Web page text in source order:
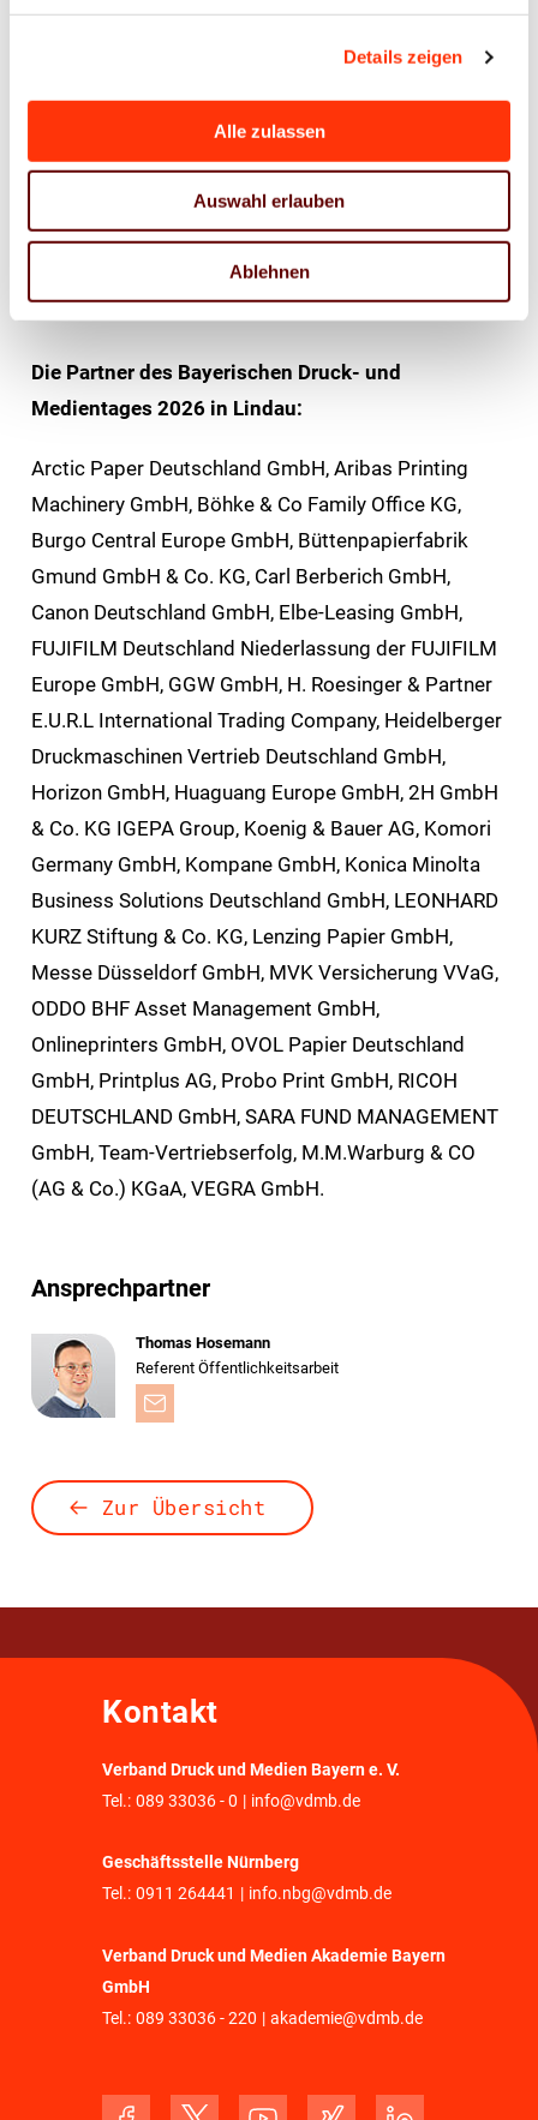
Details zeigen
Alle zulassen
Auswahl erlauben
Ablehnen
Der Bayerische Druck- und Medientag lebt seit vielen
Jahren von diesem offenen Austausch.
Wettbewerber begegnen sich als Kolleginnen und
Kollegen, Erfahrungen werden geteilt, Ideen
weiterentwickelt und neue Kooperationen
angestoßen. Diese gelebte Gemeinschaft zeichnet
die bayerische Druck- und Medienbranche aus und
Die Partner des Bayerischen Druck- und
Medientages 2026 in Lindau:
Arctic Paper Deutschland GmbH, Aribas Printing
Machinery GmbH, Böhke & Co Family Office KG,
Burgo Central Europe GmbH, Büttenpapierfabrik
Gmund GmbH & Co. KG, Carl Berberich GmbH,
Canon Deutschland GmbH, Elbe-Leasing GmbH,
FUJIFILM Deutschland Niederlassung der FUJIFILM
Europe GmbH, GGW GmbH, H. Roesinger & Partner
E.U.R.L International Trading Company, Heidelberger
Druckmaschinen Vertrieb Deutschland GmbH,
Horizon GmbH, Huaguang Europe GmbH, 2H GmbH
& Co. KG IGEPA Group, Koenig & Bauer AG, Komori
Germany GmbH, Kompane GmbH, Konica Minolta
Business Solutions Deutschland GmbH, LEONHARD
KURZ Stiftung & Co. KG, Lenzing Papier GmbH,
Messe Düsseldorf GmbH, MVK Versicherung VVaG,
ODDO BHF Asset Management GmbH,
Onlineprinters GmbH, OVOL Papier Deutschland
GmbH, Printplus AG, Probo Print GmbH, RICOH
DEUTSCHLAND GmbH, SARA FUND MANAGEMENT
GmbH, Team-Vertriebserfolg, M.M.Warburg & CO
(AG & Co.) KGaA, VEGRA GmbH.
Ansprechpartner
Thomas Hosemann
Referent Öffentlichkeitsarbeit
Zur Übersicht
Kontakt
Verband Druck und Medien Bayern e. V.
Tel.: 089 33036 - 0 | info@vdmb.de
Geschäftsstelle Nürnberg
Tel.: 0911 264441 | info.nbg@vdmb.de
Verband Druck und Medien Akademie Bayern
GmbH
Tel.: 089 33036 - 220 | akademie@vdmb.de